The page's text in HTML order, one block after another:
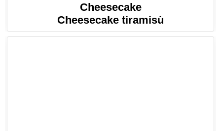
Cheesecake
Cheesecake tiramisù